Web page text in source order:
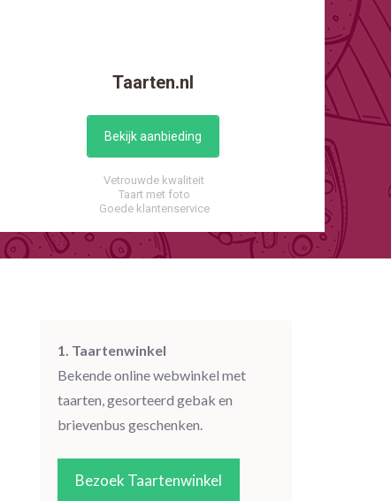
Taarten.nl
Bekijk aanbieding
Vetrouwde kwaliteit
Taart met foto
Goede klantenservice
1. Taartenwinkel
Bekende online webwinkel met
taarten, gesorteerd gebak en
brievenbus geschenken.
Bezoek Taartenwinkel